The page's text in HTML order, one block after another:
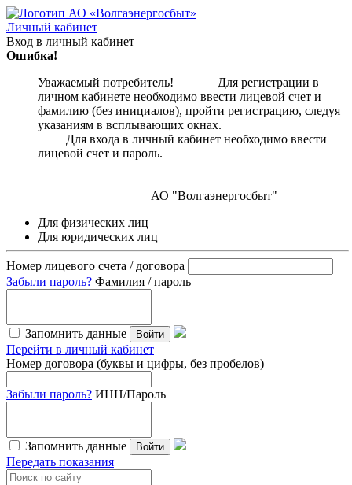
Личный кабинет
Вход в личный кабинет
Ошибка!
Уважаемый потребитель! Для регистрации в
личном кабинете необходимо ввести лицевой счет и
фамилию (без инициалов), пройти регистрацию, следуя
указаниям в всплывающих окнах.
Для входа в личный кабинет необходимо ввести
лицевой счет и пароль.
АО "Волгаэнергосбыт"
Для физических лиц
Для юридических лиц
Номер лицевого счета / договора
Забыли пароль? Фамилия / пароль
Запомнить данные Войти
Перейти в личный кабинет
Номер договора (буквы и цифры, без пробелов)
Забыли пароль? ИНН/Пароль
Запомнить данные Войти
Передать показания